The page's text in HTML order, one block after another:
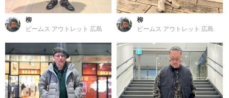
柳
ビームス アウトレット 広島
柳
ビームス アウトレット 広島